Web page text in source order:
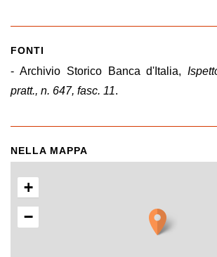
FONTI
- Archivio Storico Banca d'Italia,
pratt., n. 647, fasc. 11.
NELLA MAPPA
+
−